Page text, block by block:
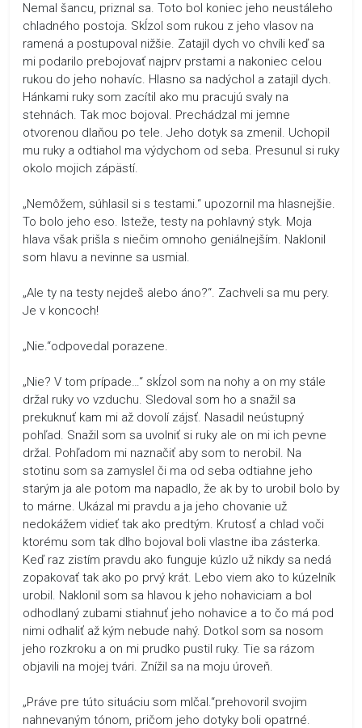
Nemal šancu, priznal sa. Toto bol koniec jeho neustáleho
chladného postoja. Skĺzol som rukou z jeho vlasov na
ramená a postupoval nižšie. Zatajil dych vo chvíli keď sa
mi podarilo prebojovať najprv prstami a nakoniec celou
rukou do jeho nohavíc. Hlasno sa nadýchol a zatajil dych.
Hánkami ruky som zacítil ako mu pracujú svaly na
stehnách. Tak moc bojoval. Prechádzal mi jemne
otvorenou dlaňou po tele. Jeho dotyk sa zmenil. Uchopil
mu ruky a odtiahol ma výdychom od seba. Presunul si ruky
okolo mojich zápästí.
„Nemôžem, súhlasil si s testami.“ upozornil ma hlasnejšie.
To bolo jeho eso. Isteže, testy na pohlavný styk. Moja
hlava však prišla s niečim omnoho geniálnejším. Naklonil
som hlavu a nevinne sa usmial.
„Ale ty na testy nejdeš alebo áno?“. Zachveli sa mu pery.
Je v koncoch!
„Nie.“odpovedal porazene.
„Nie? V tom prípade…“ skĺzol som na nohy a on my stále
držal ruky vo vzduchu. Sledoval som ho a snažil sa
prekuknuť kam mi až dovolí zájsť. Nasadil neústupný
pohľad. Snažil som sa uvolniť si ruky ale on mi ich pevne
držal. Pohľadom mi naznačiť aby som to nerobil. Na
stotinu som sa zamyslel či ma od seba odtiahne jeho
starým ja ale potom ma napadlo, že ak by to urobil bolo by
to márne. Ukázal mi pravdu a ja jeho chovanie už
nedokážem vidieť tak ako predtým. Krutosť a chlad voči
ktorému som tak dlho bojoval boli vlastne iba zásterka.
Keď raz zistím pravdu ako funguje kúzlo už nikdy sa nedá
zopakovať tak ako po prvý krát. Lebo viem ako to kúzelník
urobil. Naklonil som sa hlavou k jeho nohaviciam a bol
odhodlaný zubami stiahnuť jeho nohavice a to čo má pod
nimi odhaliť až kým nebude nahý. Dotkol som sa nosom
jeho rozkroku a on mi prudko pustil ruky. Tie sa rázom
objavili na mojej tvári. Znížil sa na moju úroveň.
„Práve pre túto situáciu som mlčal.“prehovoril svojim
nahnevaným tónom, pričom jeho dotyky boli opatrné.